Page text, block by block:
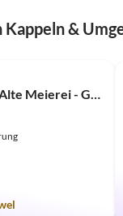
Kappeln &
Ferienwohnung Alte Meierei - Gut Priesholz